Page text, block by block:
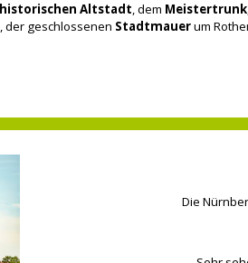
historischen Altstadt, dem Meistertrunk
, der geschlossenen Stadtmauerum
Die